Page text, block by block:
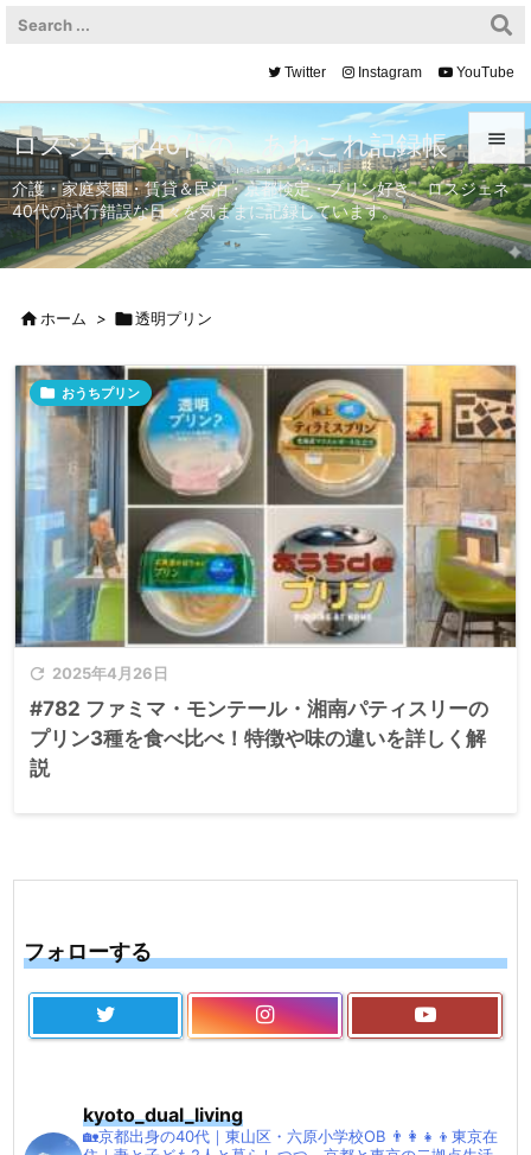


メニュ

サイド

次へ

検索
Twitter Instagram YouTube
ロスジェネ40代の、あれこれ記録帳
介護・家庭菜園・賃貸＆民泊・京都検定・プリン好き。ロスジェネ
40代の試行錯誤な日々を気ままに記録しています。
ホーム > 透明プリン
 2025年4月26日
 おうちプリン
#782 ファミマ・モンテール・湘南パティスリーの
プリン3種を食べ比べ！特徴や味の違いを詳しく解
説
フォローする
kyoto_dual_living
🏡京都出身の40代｜東山区・六原小学校OB 👨‍👩‍👧‍👦東京在